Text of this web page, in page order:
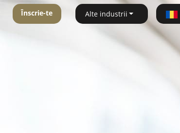
Înscrie-te Alte industrii